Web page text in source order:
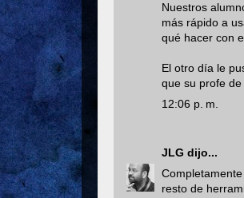
Nuestros
más rápido a
qué hacer con
El otro día le
que su profe
12:06 p. m.
JLG dijo...
resto de